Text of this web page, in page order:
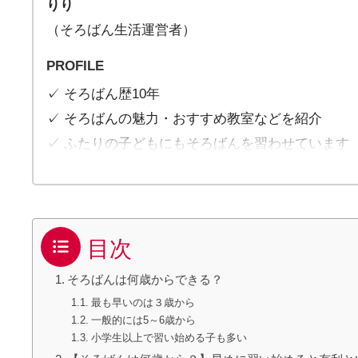
りり
（そろばん生活運営者）
PROFILE
✓ そろばん歴10年
✓ そろばんの魅力・おすすめ教室などを紹介
✓ ふたりの子どもにもそろばんを習わせています
目次
そろばんは何歳からできる？
最も早いのは３歳から
一般的には5～6歳から
小学生以上で習い始める子も多い